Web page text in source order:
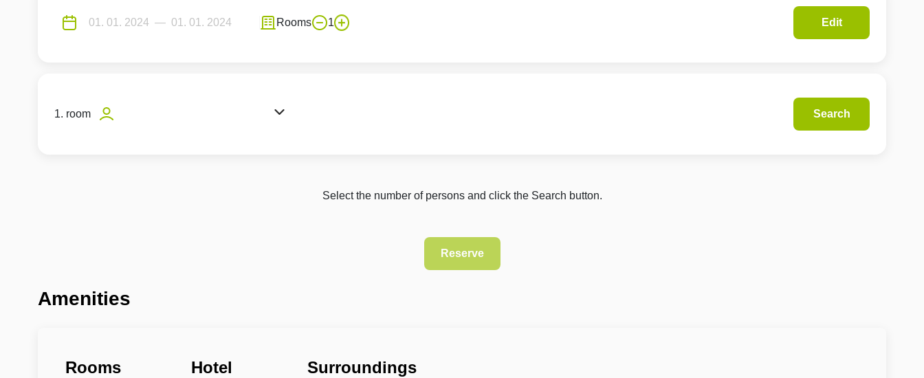
Rooms 1 Edit
1. room Search
Select the number of persons and click the Search button.
Amenities
Rooms Hotel Surroundings